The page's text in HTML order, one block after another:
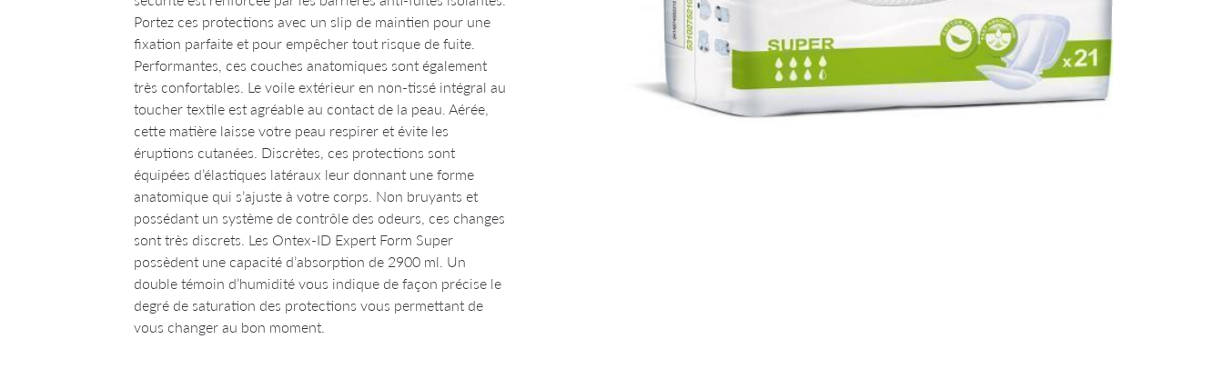
Portez ces protections avec un slip de maintien pour une
fixation parfaite et pour empêcher tout risque de fuite.
Performantes, ces couches anatomiques sont également
très confortables. Le voile extérieur en non-tissé intégral au
toucher textile est agréable au contact de la peau. Aérée,
cette matière laisse votre peau respirer et évite les
éruptions cutanées. Discrètes, ces protections sont
équipées d’élastiques latéraux leur donnant une forme
anatomique qui s’ajuste à votre corps. Non bruyants et
possédant un système de contrôle des odeurs, ces changes
sont très discrets. Les Ontex-ID Expert Form Super
possèdent une capacité d’absorption de 2900 ml. Un
double témoin d’humidité vous indique de façon précise le
degré de saturation des protections vous permettant de
vous changer au bon moment.